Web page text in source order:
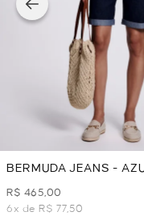
BERMUDA JEANS -
R$ 465,00
6x de R$ 77,50